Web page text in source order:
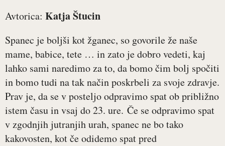
Avtorica: Katja Štucin
Spanec je boljši kot žganec, so govorile že naše
mame, babice, tete … in zato je dobro vedeti, kaj
lahko sami naredimo za to, da bomo čim bolj spočiti
in bomo tudi na tak način poskrbeli za svoje zdravje.
Prav je, da se v posteljo odpravimo spat ob približno
istem času in vsaj do 23. ure. Če se odpravimo spat
v zgodnjih jutranjih urah, spanec ne bo tako
kakovosten, kot če odidemo spat pred